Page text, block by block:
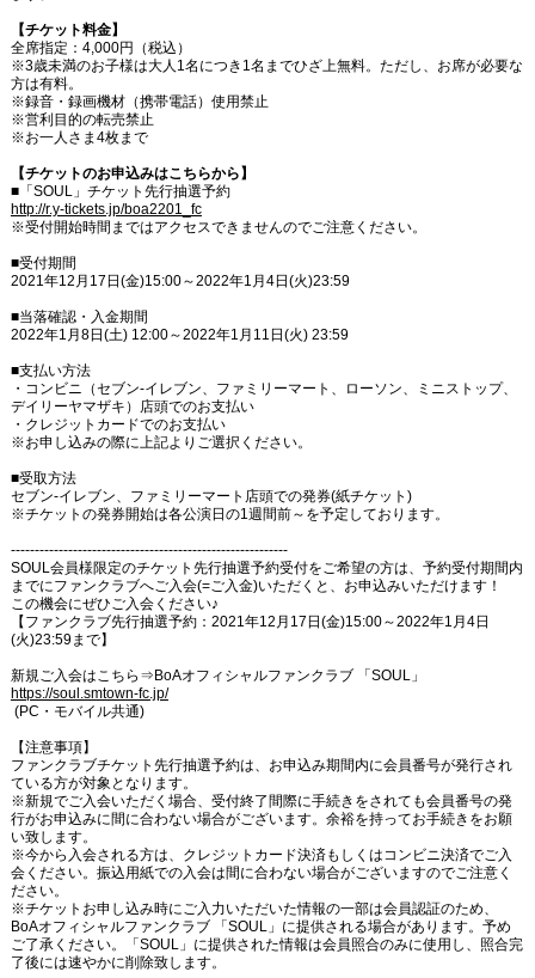
【チケット料金】
全席指定：4,000円（税込）
※3歳未満のお子様は大人1名につき1名までひざ上無料。ただし、お席が必要な
方は有料。
※録音・録画機材（携帯電話）使用禁止
※営利目的の転売禁止
※お一人さま4枚まで
【チケットのお申込みはこちらから】
■「SOUL」チケット先行抽選予約
http://r.y-tickets.jp/boa2201_fc
※受付開始時間まではアクセスできませんのでご注意ください。
■受付期間
2021年12月17日(金)15:00～2022年1月4日(火)23:59
■当落確認・入金期間
2022年1月8日(土) 12:00～2022年1月11日(火) 23:59
■支払い方法
・コンビニ（セブン-イレブン、ファミリーマート、ローソン、ミニストップ、
デイリーヤマザキ）店頭でのお支払い
・クレジットカードでのお支払い
※お申し込みの際に上記よりご選択ください。
■受取方法
セブン-イレブン、ファミリーマート店頭での発券(紙チケット)
※チケットの発券開始は各公演日の1週間前～を予定しております。
----------------------------------------------------------
SOUL会員様限定のチケット先行抽選予約受付をご希望の方は、予約受付期間内
までにファンクラブへご入会(=ご入金)いただくと、お申込みいただけます！
この機会にぜひご入会ください♪
【ファンクラブ先行抽選予約：2021年12月17日(金)15:00～2022年1月4日
(火)23:59まで】
新規ご入会はこちら⇒BoAオフィシャルファンクラブ 「SOUL」
https://soul.smtown-fc.jp/
(PC・モバイル共通)
【注意事項】
ファンクラブチケット先行抽選予約は、お申込み期間内に会員番号が発行され
ている方が対象となります。
※新規でご入会いただく場合、受付終了間際に手続きをされても会員番号の発
行がお申込みに間に合わない場合がございます。余裕を持ってお手続きをお願
い致します。
※今から入会される方は、クレジットカード決済もしくはコンビニ決済でご入
会ください。振込用紙での入会は間に合わない場合がございますのでご注意く
ださい。
※チケットお申し込み時にご入力いただいた情報の一部は会員認証のため、
BoAオフィシャルファンクラブ 「SOUL」に提供される場合があります。予め
ご了承ください。「SOUL」に提供された情報は会員照合のみに使用し、照合完
了後には速やかに削除致します。